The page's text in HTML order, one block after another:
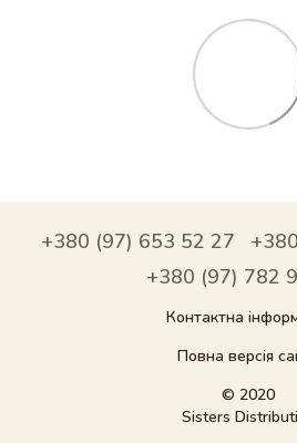
+380 (97) 653 52 27
+380 (97) 782
Контактна
Повна версія
© 2020
Sisters